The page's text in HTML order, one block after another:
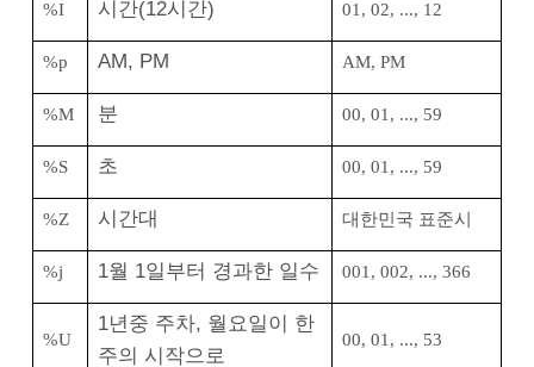
%I 시간(12시간) 01, 02, ..., 12
%p AM, PM AM, PM
%M 분 00, 01, ..., 59
%S 초 00, 01, ..., 59
%Z 시간대 대한민국 표준시
%j 1월 1일부터 경과한 일수 001, 002, ..., 366
%U
1년중 주차, 월요일이 한
주의 시작으로
00, 01, ..., 53